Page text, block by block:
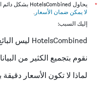
*
يحاول HotelsCombined بشكل دائم الحصول على الأسعار الدقيقة، ولكن
لا يمكن ضمان الأسعار .
إليك السبب:
HotelsCombined ليس البائع
نقوم بتجميع الكثير من
لماذا لا تكون الأسعار دقيقة